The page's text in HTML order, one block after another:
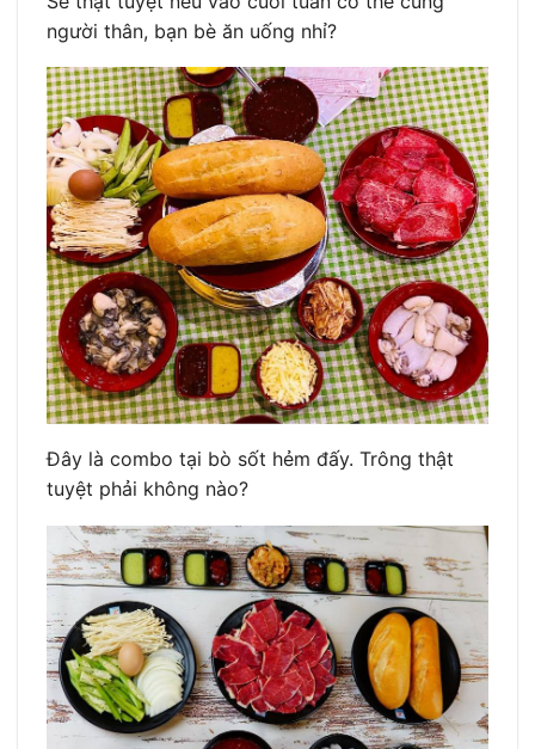
người thân, bạn bè ăn uống nhỉ?
Đây là combo tại bò sốt hẻm đấy. Trông thật
tuyệt phải không nào?